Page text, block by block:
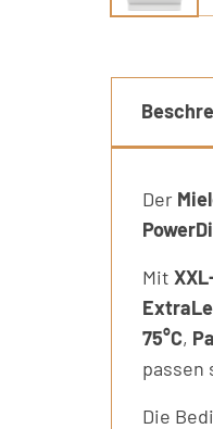
Der
Mit
75°C,
passen
Die